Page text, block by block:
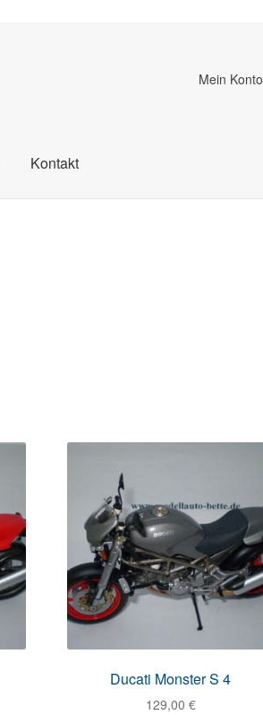
Mein Konto
Kontakt
Ducati Monster S 4
129,00 €